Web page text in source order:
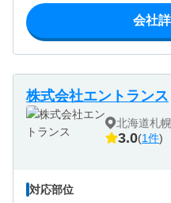
会社
株式会社エントランス
北海道札
3.0(1件)
対応部位